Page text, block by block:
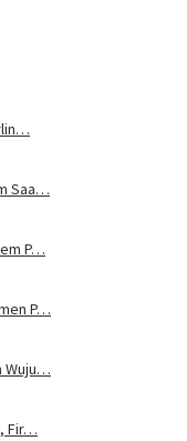
Saa…
P…
P…
Wuju…
Fir…